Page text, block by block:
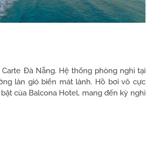
Đà Nẵng. Hệ thống phòng nghỉ tại
làn gió biển mát lành. Hồ bơi vô cực
của Balcona Hotel, mang đến kỳ nghỉ